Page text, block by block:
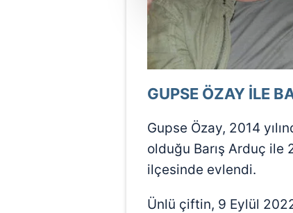
Sizlere daha iyi bir hizmet
çerezler vasıtasıyla
amacıyla
reklam/pazarlama
Çerezlere ilişkin
6698 sayılı Kişisel
mevzuata uygun olarak
GUPSE ÖZAY İLE
Gupse Özay, 2014
olduğu Barış Arduç
ilçesinde evlendi.
Ünlü çiftin, 9 Eylül